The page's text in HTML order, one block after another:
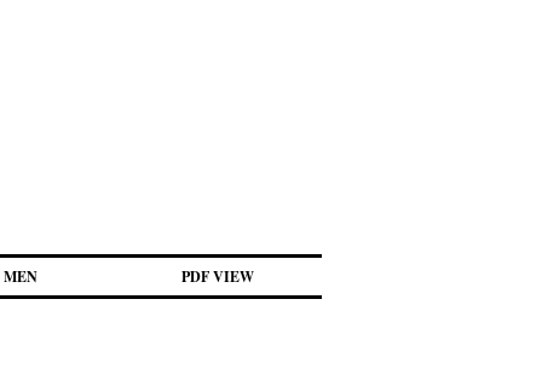
MEN PDF VIEW